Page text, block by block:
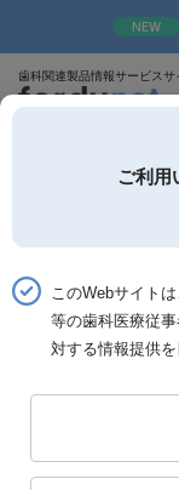
NEW
歯科関連製品情報サービスサ
ホーム 書籍一覧
書籍一覧
全 1,497 件中
ご利用
このWebサイト
等の歯科医療従
対する情報提供